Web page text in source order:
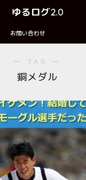
ゆるログ2.0
お問い合わせ
― TAG ―
銅メダル